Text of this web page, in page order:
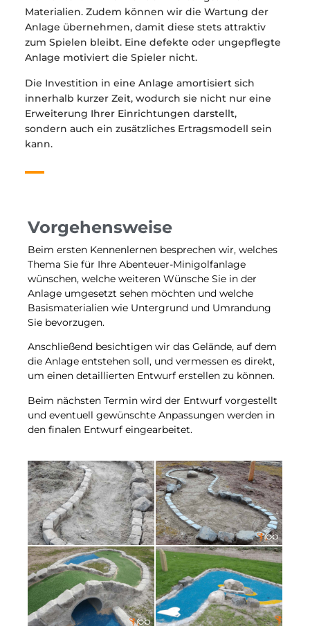
Materialien. Zudem können wir die Wartung der
Anlage übernehmen, damit diese stets attraktiv
zum Spielen bleibt. Eine defekte oder ungepflegte
Anlage motiviert die Spieler nicht.
Die Investition in eine Anlage amortisiert sich
innerhalb kurzer Zeit, wodurch sie nicht nur eine
Erweiterung Ihrer Einrichtungen darstellt,
sondern auch ein zusätzliches Ertragsmodell sein
kann.
Vorgehensweise
Beim ersten Kennenlernen besprechen wir, welches
Thema Sie für Ihre Abenteuer-Minigolfanlage
wünschen, welche weiteren Wünsche Sie in der
Anlage umgesetzt sehen möchten und welche
Basismaterialien wie Untergrund und Umrandung
Sie bevorzugen.
Anschließend besichtigen wir das Gelände, auf dem
die Anlage entstehen soll, und vermessen es direkt,
um einen detaillierten Entwurf erstellen zu können.
Beim nächsten Termin wird der Entwurf vorgestellt
und eventuell gewünschte Anpassungen werden in
den finalen Entwurf eingearbeitet.